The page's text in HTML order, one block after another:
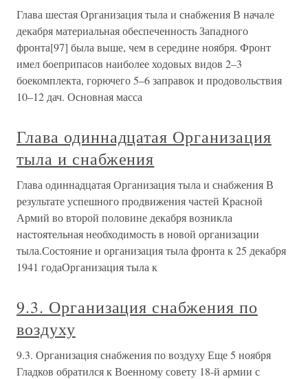
Глава шестая Организация тыла и снабжения В начале
декабря материальная обеспеченность Западного
фронта[97] была выше, чем в середине ноября. Фронт
имел боеприпасов наиболее ходовых видов 2–3
боекомплекта, горючего 5–6 заправок и продовольствия
10–12 дач. Основная масса
Глава одиннадцатая Организация
тыла и снабжения
Глава одиннадцатая Организация тыла и снабжения В
результате успешного продвижения частей Красной
Армий во второй половине декабря возникла
настоятельная необходимость в новой организации
тыла.Состояние и организация тыла фронта к 25 декабря
1941 годаОрганизация тыла к
9.3. Организация снабжения по
воздуху
9.3. Организация снабжения по воздуху Еще 5 ноября
Гладков обратился к Военному совету 18-й армии с